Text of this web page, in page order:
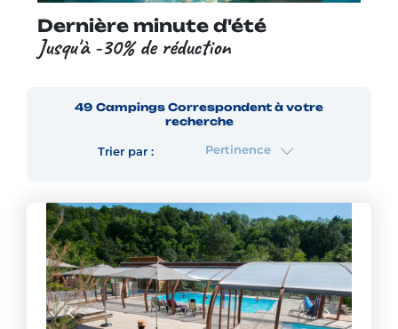
Dernière minute d'été
Jusqu'à -30% de réduction
49 Campings Correspondent à votre
recherche
Trier par : Pertinence